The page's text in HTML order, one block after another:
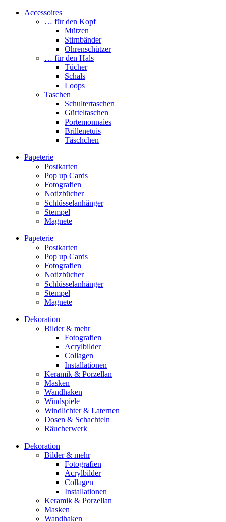
Accessoires
… für den Kopf
Mützen
Stirnbänder
Ohrenschützer
… für den Hals
Tücher
Schals
Loops
Taschen
Schultertaschen
Gürteltaschen
Portemonnaies
Brillenetuis
Täschchen
Papeterie
Postkarten
Pop up Cards
Fotografien
Notizbücher
Schlüsselanhänger
Stempel
Magnete
Papeterie
Postkarten
Pop up Cards
Fotografien
Notizbücher
Schlüsselanhänger
Stempel
Magnete
Dekoration
Bilder & mehr
Fotografien
Acrylbilder
Collagen
Installationen
Keramik & Porzellan
Masken
Wandhaken
Windspiele
Windlichter & Laternen
Dosen & Schachteln
Räucherwerk
Dekoration
Bilder & mehr
Fotografien
Acrylbilder
Collagen
Installationen
Keramik & Porzellan
Masken
Wandhaken